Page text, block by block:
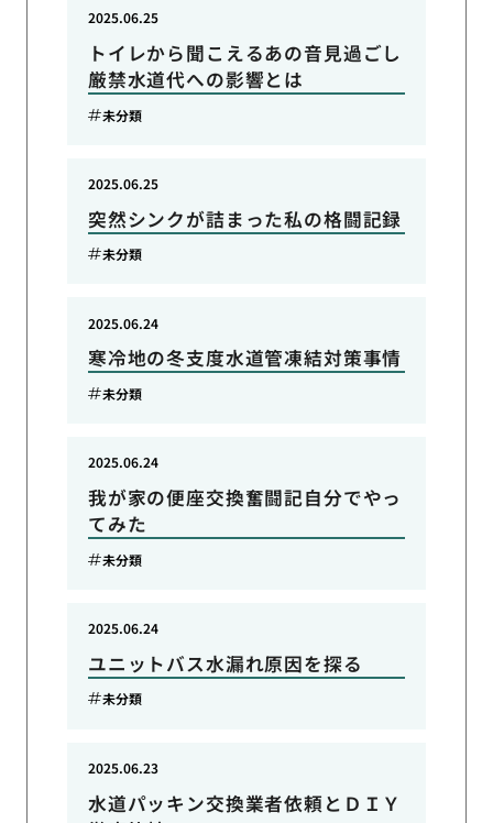
トイレから聞こえるあの音見過ごし
厳禁水道代への影響とは
2025.06.25
未分類
突然シンクが詰まった私の格闘記録
2025.06.25
未分類
寒冷地の冬支度水道管凍結対策事情
2025.06.24
未分類
我が家の便座交換奮闘記自分でやっ
てみた
2025.06.24
未分類
ユニットバス水漏れ原因を探る
2025.06.24
未分類
水道パッキン交換業者依頼とＤＩＹ
2025.06.23